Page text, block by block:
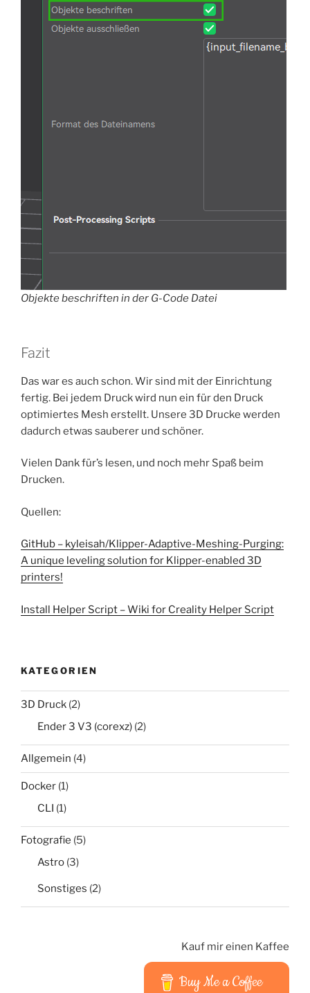
Objekte beschriften in der G-Code Datei
Fazit
Das war es auch schon. Wir sind mit der Einrichtung
fertig. Bei jedem Druck wird nun ein für den Druck
optimiertes Mesh erstellt. Unsere 3D Drucke werden
dadurch etwas sauberer und schöner.
Vielen Dank für’s lesen, und noch mehr Spaß beim
Drucken.
Quellen:
GitHub – kyleisah/Klipper-Adaptive-Meshing-Purging:
A unique leveling solution for Klipper-enabled 3D
printers!
Install Helper Script – Wiki for Creality Helper Script
KATEGORIEN
3D Druck (2)
Ender 3 V3 (corexz) (2)
Allgemein (4)
Docker (1)
CLI (1)
Fotografie (5)
Astro (3)
Sonstiges (2)
Kauf mir einen Kaffee
Buy Me a Coffee